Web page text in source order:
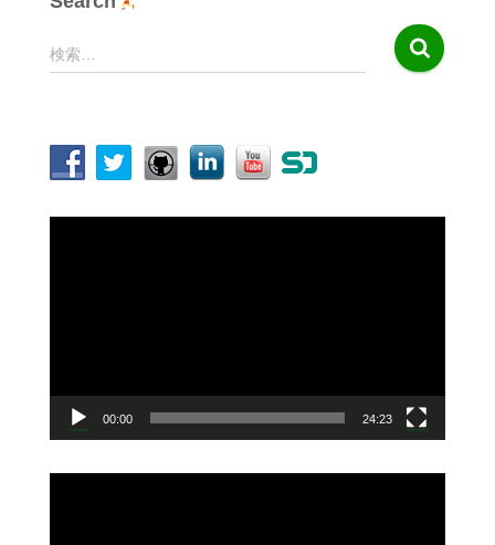
検
索
検索…
00:00 24:23